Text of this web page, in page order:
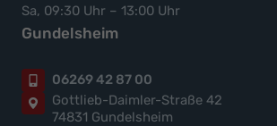
Sa, 09:30 Uhr – 13:00 Uhr
Gundelsheim
06269 42 87 00
Gottlieb-Daimler-Straße 42
74831 Gundelsheim